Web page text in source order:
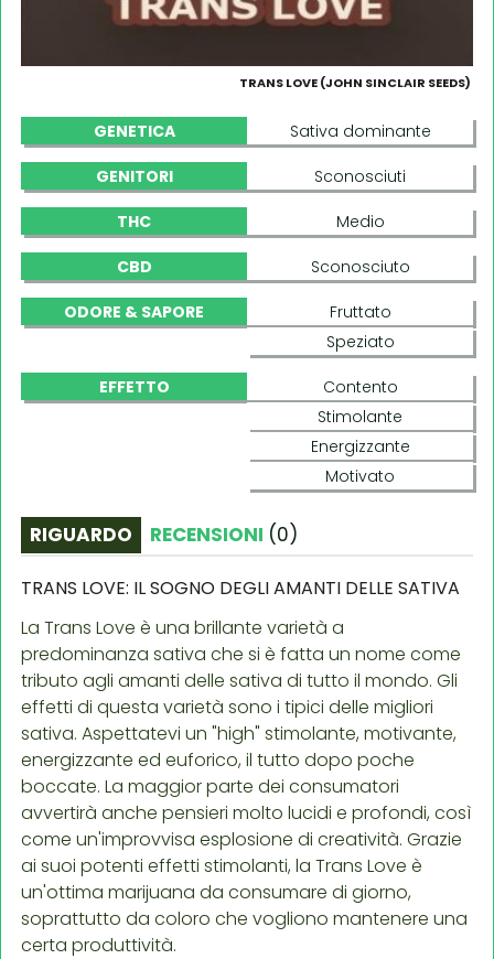
TRANS LOVE (JOHN SINCLAIR SEEDS)
GENETICA Sativa dominante
GENITORI Sconosciuti
THC Medio
CBD Sconosciuto
ODORE & SAPORE
Fruttato
Speziato
EFFETTO
Contento
Stimolante
Energizzante
Motivato
RIGUARDO RECENSIONI (0)
TRANS LOVE: IL SOGNO DEGLI AMANTI DELLE SATIVA
La Trans Love è una brillante varietà a
predominanza sativa che si è fatta un nome come
tributo agli amanti delle sativa di tutto il mondo. Gli
effetti di questa varietà sono i tipici delle migliori
sativa. Aspettatevi un "high" stimolante, motivante,
energizzante ed euforico, il tutto dopo poche
boccate. La maggior parte dei consumatori
avvertirà anche pensieri molto lucidi e profondi, così
come un'improvvisa esplosione di creatività. Grazie
ai suoi potenti effetti stimolanti, la Trans Love è
un'ottima marijuana da consumare di giorno,
soprattutto da coloro che vogliono mantenere una
certa produttività.